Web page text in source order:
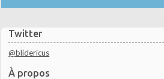
Twitter
@blidericus
À propos